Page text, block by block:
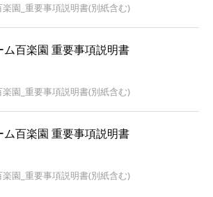
園_重要事項説明書(別紙含む)
百楽園 重要事項説明書
園_重要事項説明書(別紙含む)
百楽園 重要事項説明書
園_重要事項説明書(別紙含む)